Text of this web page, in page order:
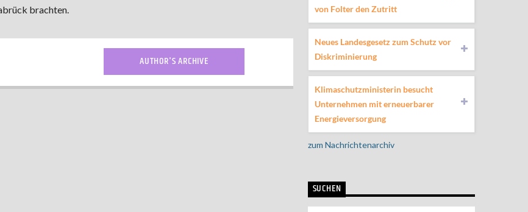
brachten.
AUTHOR'S ARCHIVE
von Folter den Zutritt
Neues Landesgesetz zum Schutz vor
Diskriminierung
Klimaschutzministerin besucht
Unternehmen mit erneuerbarer
Energieversorgung
zum Nachrichtenarchiv
SUCHEN